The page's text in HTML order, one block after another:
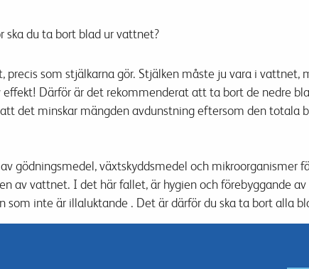
ska du ta bort blad ur vattnet?
, precis som stjälkarna gör. Stjälken måste ju vara i vattnet,
effekt! Därför är det rekommenderat att ta bort de nedre
det minskar mängden avdunstning eftersom den totala
gödningsmedel, växtskyddsmedel och mikroorganismer
avvattnet. I det här fallet,är hygien och förebyggande av
som inte är illaluktande . Det är därför du ska ta bort alla